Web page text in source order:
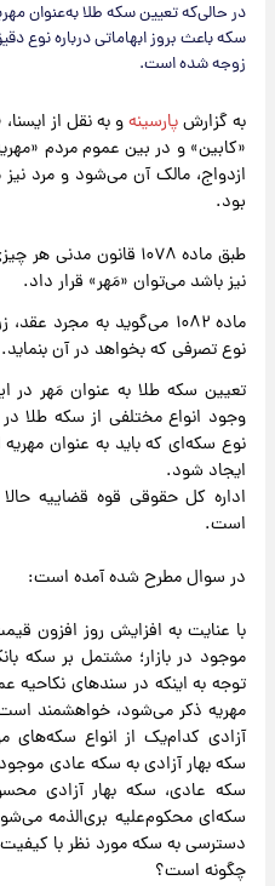
در حالی‌که تعیین سکه طلا به‌عنوان
سکه باعث بروز ابهاماتی درباره نوع
زوجه شده است.
به گزارشپارسینهو به نقل از
«کابین» و در بین عموم مردم
ازدواج، مالک آن می‌شود و مرد
بود.
طبق ماده ۱۰۷۸ قانون
نیز باشد می‌توان «مَهر» قرار داد.
ماده ۱۰۸۲ می‌گوید به
نوع تصرفی که بخواهد در آن بنماید.
تعیین سکه طلا به عنوان مَهر در
وجود انواع مختلفی از سکه طلا در
نوع سکه‌ای که باید به عنوان
ایجاد شود.
اداره کل حقوقی قوه قضاییه
است.
در سوال مطرح شده آمده است:
با عنایت به افزایش روز افزون
موجود در بازار؛ مشتمل بر سکه
توجه به اینکه در سندهای نکاحیه
مهریه ذکر می‌شود، خواهشمند است
آزادی کدام‌یک از انواع سکه‌های
سکه بهار آزادی به سکه عادی
سکه عادی، سکه بهار آزادی
سکه‌ای محکوم‌علیه بری‌الذمه
دسترسی به سکه مورد نظر با کیفیت
چگونه است؟